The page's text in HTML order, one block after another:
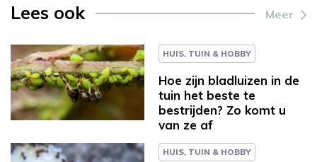
Lees ook Meer
HUIS, TUIN & HOBBY
Hoe zijn bladluizen in de
tuin het beste te
bestrijden? Zo komt u
van ze af
HUIS, TUIN & HOBBY